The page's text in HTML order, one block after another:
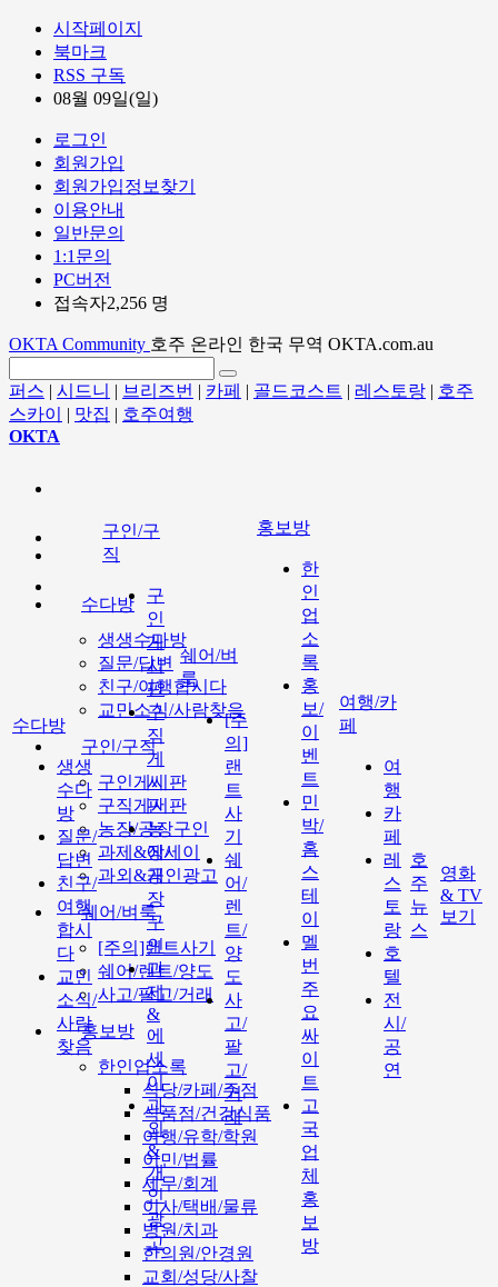
시작페이지
북마크
RSS 구독
08월 09일(일)
로그인
회원가입
회원가입정보찾기
이용안내
일반문의
1:1문의
PC버전
접속자2,256 명
OKTA Community 호주 온라인 한국 무역 OKTA.com.au
퍼스 | 시드니 | 브리즈번 | 카페 | 골드코스트 | 레스토랑 | 호주
스카이
| 맛집 | 호주여행
OKTA
수다방
생생수다방
질문/답변
친구/여행합시다
교민소식/사람찾음
구인/구직
구인게시판
구직게시판
농장/공장구인
과제&에세이
과외&개인광고
쉐어/벼룩
[주의]랜트사기
쉐어/렌트/양도
사고/팔고/거래
홍보방
한인업소록
식당/카페/주점
식품점/건강식품
여행/유학/학원
이민/법률
세무/회계
이사/택배/물류
병원/치과
한의원/안경원
교회/성당/사찰
수다방
생생
수다
방
질문/
답변
친구/
여행
합시
다
교민
소식/
사람
찾음
구인/구
직
구
인
게
시
판
구
직
게
시
판
농
장/
공
장
구
인
과
제
&
에
세
이
과
외
&
개
인
광
고
쉐어/벼
룩
[주
의]
랜
트
사
기
쉐
어/
렌
트/
양
도
사
고/
팔
고/
거
래
홍보방
한
인
업
소
록
홍
보/
이
벤
트
민
박/
홈
스
테
이
멜
번
주
요
싸
이
트
고
국
업
체
홍
보
방
여행/카
페
여
행
카
페
레
스
토
랑
호
텔
전
시/
공
연
호
주
뉴
스
영화
& TV
보기